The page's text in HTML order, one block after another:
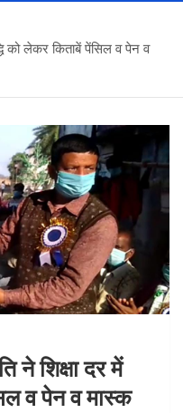
को लेकर किताबें पेंसिल व पेन व
ने शिक्षा दर में
व पेन व मास्क